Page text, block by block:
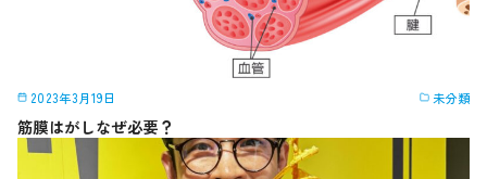
2023年3月19日 未分類
筋膜はがしなぜ必要？